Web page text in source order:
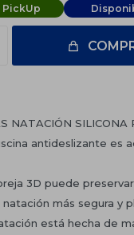
NATACIÓN SILICONA
antideslizante es
3D puede
más segura y
está hecha de